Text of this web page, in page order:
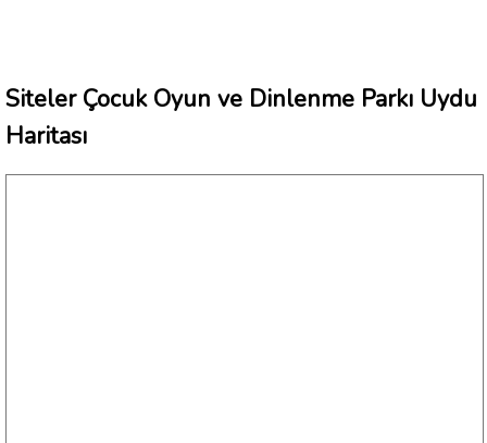
Siteler Çocuk Oyun ve Dinlenme Parkı Uydu
Haritası